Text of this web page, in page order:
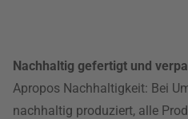
Nachhaltig gefertigt und
Apropos Nachhaltigkeit: Bei
nachhaltig produziert, alle